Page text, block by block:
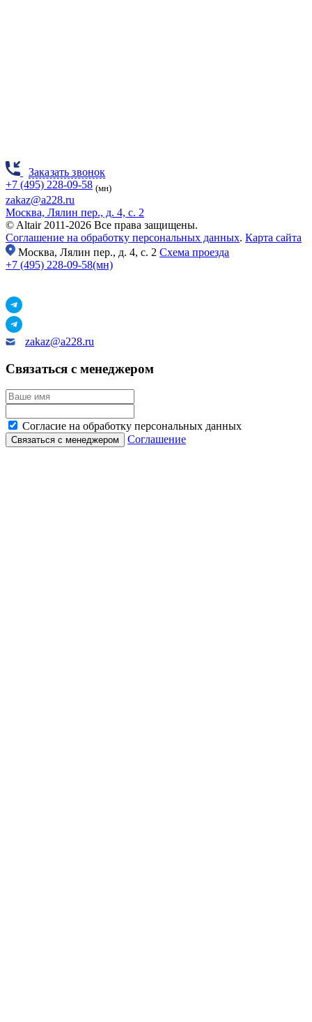
Заказать звонок
+7 (495) 228-09-58 (мн)
zakaz@a228.ru
Москва, Лялин пер., д. 4, с. 2
© Altair 2011-2026 Все права защищены.
Соглашение на обработку персональных данных. Карта сайта
Москва, Лялин пер., д. 4, с. 2 Схема проезда
+7 (495) 228-09-58(мн)
zakaz@a228.ru
Связаться с менеджером
Согласие на обработку персональных данных
Соглашение